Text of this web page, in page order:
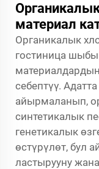
материал
Органикалык
гостиница
себептүү.
айырмаланып,
синтетикалык
генетикалык
өстүрүлөт, бул
ластырууну